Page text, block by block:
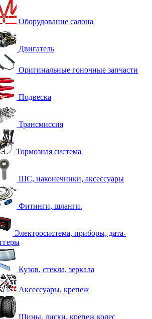
Оборудование салона
Двигатель
Оригинальные гоночные запчасти
Подвеска
Трансмиссия
Тормозная система
ШС, наконечники, аксессуары
Фитинги, шланги.
Электросистема, приборы, дата-
Кузов, стекла, зеркала
Аксессуары, крепеж
Шины, диски, крепеж колес